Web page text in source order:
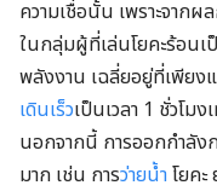
ความเชื่อนั้น เพราะจาก
ในกลุ่มผู้ที่เล่นโยคะร้อนเ
พลังงาน เฉลี่ยอยู่ที่เพียง
เดินเร็วเป็นเวลา 1 ชั่วโมง
นอกจากนี้ การออกกำลัง
มาก เช่น การว่ายน้ำโยค